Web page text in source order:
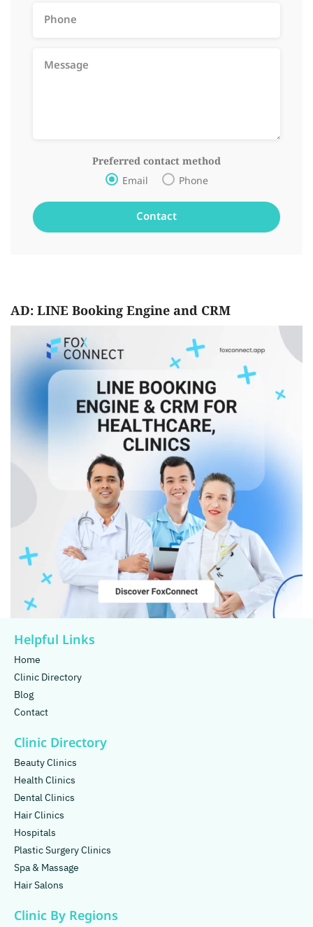
Preferred contact method
Email Phone
AD: LINE Booking Engine and CRM
Helpful Links
Home
Clinic Directory
Blog
Contact
Clinic Directory
Beauty Clinics
Health Clinics
Dental Clinics
Hair Clinics
Hospitals
Plastic Surgery Clinics
Spa & Massage
Hair Salons
Clinic By Regions